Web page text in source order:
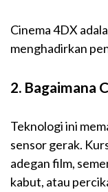
Cinema 4DX
menghadirkan
2. Bagaimana
Teknologi ini
sensor gerak.
adegan film,
kabut, atau